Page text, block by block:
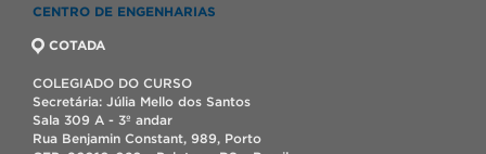
CENTRO DE ENGENHARIAS
COTADA
COLEGIADO DO CURSO
Secretária: Júlia Mello dos Santos
Sala 309 A - 3º andar
Rua Benjamin Constant, 989, Porto